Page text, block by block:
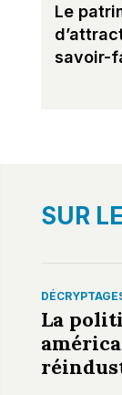
Le
savoir-
SUR
La